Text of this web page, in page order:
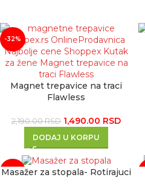
-32%
Magnet trepavice na traci
Flawless
2,190.00RSD 1,490.00 RSD
DODAJ U KORPU
-50%
Masažer za stopala- Rotirajuci